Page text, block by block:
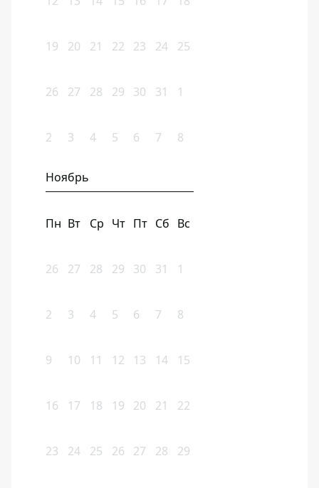
19 20 21 22 23 24 25
26 27 28 29 30 31 1
2 3 4 5 6 7 8
Ноябрь
Пн Вт Ср Чт Пт Сб Вс
26 27 28 29 30 31 1
2 3 4 5 6 7 8
9 10 11 12 13 14 15
16 17 18 19 20 21 22
23 24 25 26 27 28 29